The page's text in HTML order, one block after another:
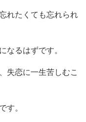
れたくても忘れられ
なるはずです。
失恋に一生苦しむこ
す。